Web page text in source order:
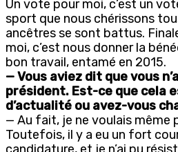
Un vote pour moi, c’est un
sport que nous chérissons
ancêtres se sont battus.
moi, c’est nous donner la
bon travail, entamé en 2015.
— Vous aviez dit que vous
président. Est-ce que cela
d’actualité ou avez-vous
— Au fait, je ne voulais même
Toutefois, il y a eu un fort